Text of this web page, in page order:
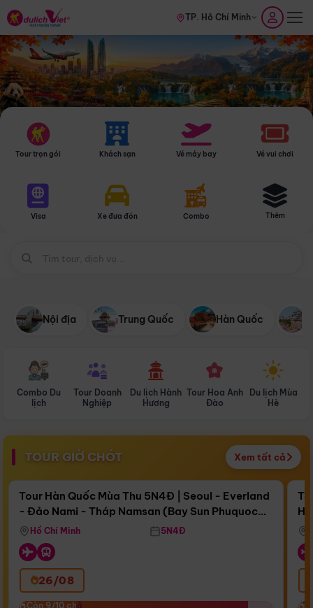
TP. Hồ Chí Minh
Tour trọn gói Khách sạn Vé máy bay Vé vui chơi
Visa Xe đưa đón Combo Thêm
Nội địa Trung Quốc Hàn Quốc
Combo Du
lịch
Tour Doanh
Nghiệp
Du lịch Hành
Hương
Tour Hoa Anh
Đào
Du lịch Mùa
Hè
TOUR GIỜ CHÓT Xem tất cả
Còn16 ngày 18:44:34
Bay Sun Phuquoc Airways
Điểm nổi bật
Tour Hàn Quốc Mùa Thu 5N4Đ | Seoul - Everland
- Đảo Nami - Tháp Namsan (Bay Sun Phuquoc
Airways)
Hồ Chí Minh 5N4Đ
26/08
Còn 9/10 chỗ
Còn 9/10 chỗ